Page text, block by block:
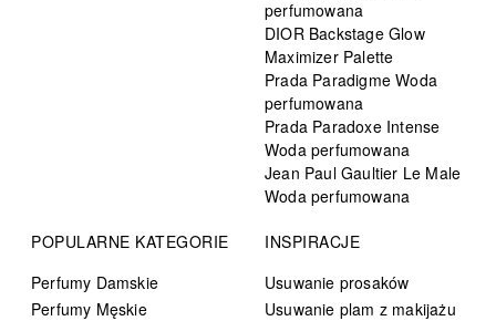
perfumowana
DIOR Backstage Glow
Maximizer Palette
Prada Paradigme Woda
perfumowana
Prada Paradoxe Intense
Woda perfumowana
Jean Paul Gaultier Le Male
Woda perfumowana
POPULARNE KATEGORIE
Perfumy Damskie
Perfumy Męskie
INSPIRACJE
Usuwanie prosaków
Usuwanie plam z makijażu